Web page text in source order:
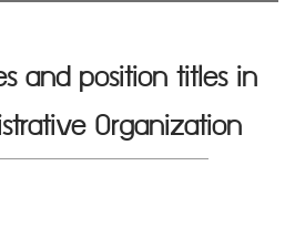
and position titles in
Organization